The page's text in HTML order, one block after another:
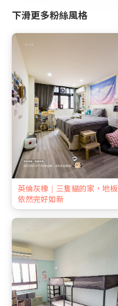
下滑更多粉絲風格
英倫灰橡｜三隻貓的家，地板
依然完好如新